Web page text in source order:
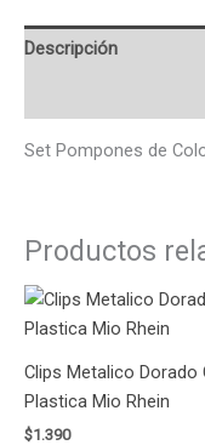
Descripción
Set Pompones de
Productos
Clips Metalico Dorado
Plastica Mio Rhein
$1.390